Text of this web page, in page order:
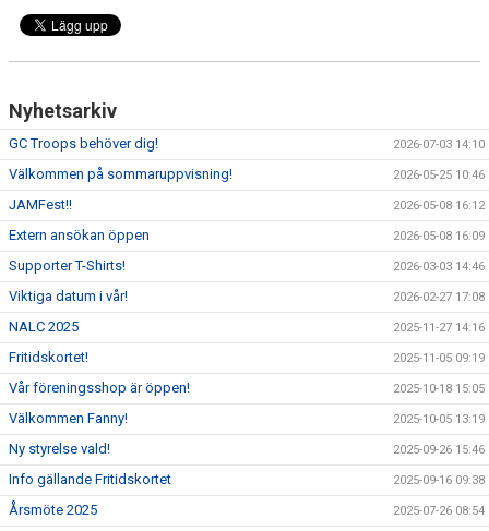
Nyhetsarkiv
GC Troops behöver dig! 2026-07-03 14:10
Välkommen på sommaruppvisning! 2026-05-25 10:46
JAMFest!! 2026-05-08 16:12
Extern ansökan öppen 2026-05-08 16:09
Supporter T-Shirts! 2026-03-03 14:46
Viktiga datum i vår! 2026-02-27 17:08
NALC 2025 2025-11-27 14:16
Fritidskortet! 2025-11-05 09:19
Vår föreningsshop är öppen! 2025-10-18 15:05
Välkommen Fanny! 2025-10-05 13:19
Ny styrelse vald! 2025-09-26 15:46
Info gällande Fritidskortet 2025-09-16 09:38
Årsmöte 2025 2025-07-26 08:54